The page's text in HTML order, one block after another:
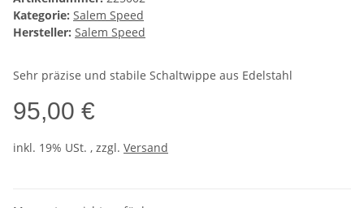
Kategorie: Salem Speed
Hersteller: Salem Speed
Sehr präzise und stabile Schaltwippe aus Edelstahl
95,00 €
inkl. 19% USt. , zzgl. Versand